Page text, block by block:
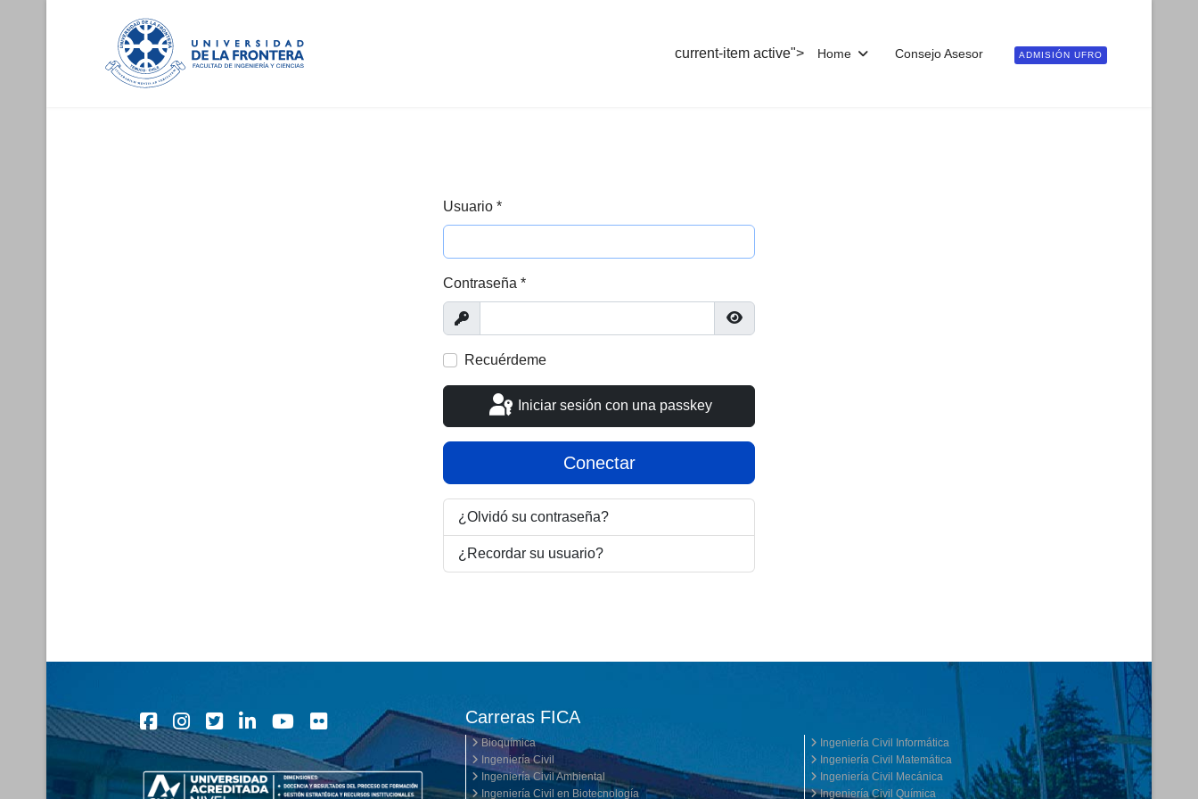
current-item active"> Home Consejo Asesor ADMISIÓN UFRO
Usuario *
Contraseña *
Mostrar
Mostrar contraseña
Recuérdeme
Iniciar sesión con una passkey
Conectar
¿Olvidó su contraseña?
¿Recordar su usuario?
Carreras FICA
Bioquímica
Ingeniería Civil
Ingeniería Civil Ambiental
Ingeniería Civil en Biotecnología
Ingeniería Civil Informática
Ingeniería Civil Matemática
Ingeniería Civil Mecánica
Ingeniería Civil Química